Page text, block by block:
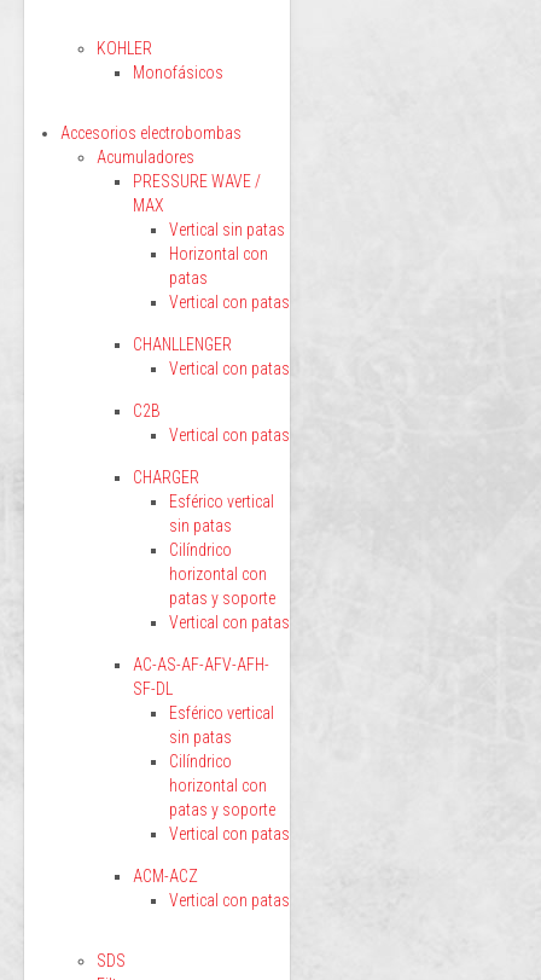
KOHLER
Monofásicos
Accesorios electrobombas
Acumuladores
PRESSURE WAVE /
MAX
Vertical sin patas
Horizontal con
patas
Vertical con patas
CHANLLENGER
Vertical con patas
C2B
Vertical con patas
CHARGER
Esférico vertical
sin patas
Cilíndrico
horizontal con
patas y soporte
Vertical con patas
AC-AS-AF-AFV-AFH-
SF-DL
Esférico vertical
sin patas
Cilíndrico
horizontal con
patas y soporte
Vertical con patas
ACM-ACZ
Vertical con patas
SDS